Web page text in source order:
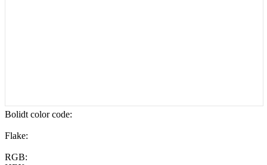
Bolidt color code:
Flake:
RGB: